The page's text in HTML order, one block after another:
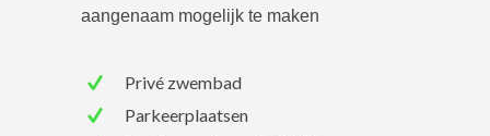
aangenaam mogelijk te maken
Privé zwembad
Parkeerplaatsen